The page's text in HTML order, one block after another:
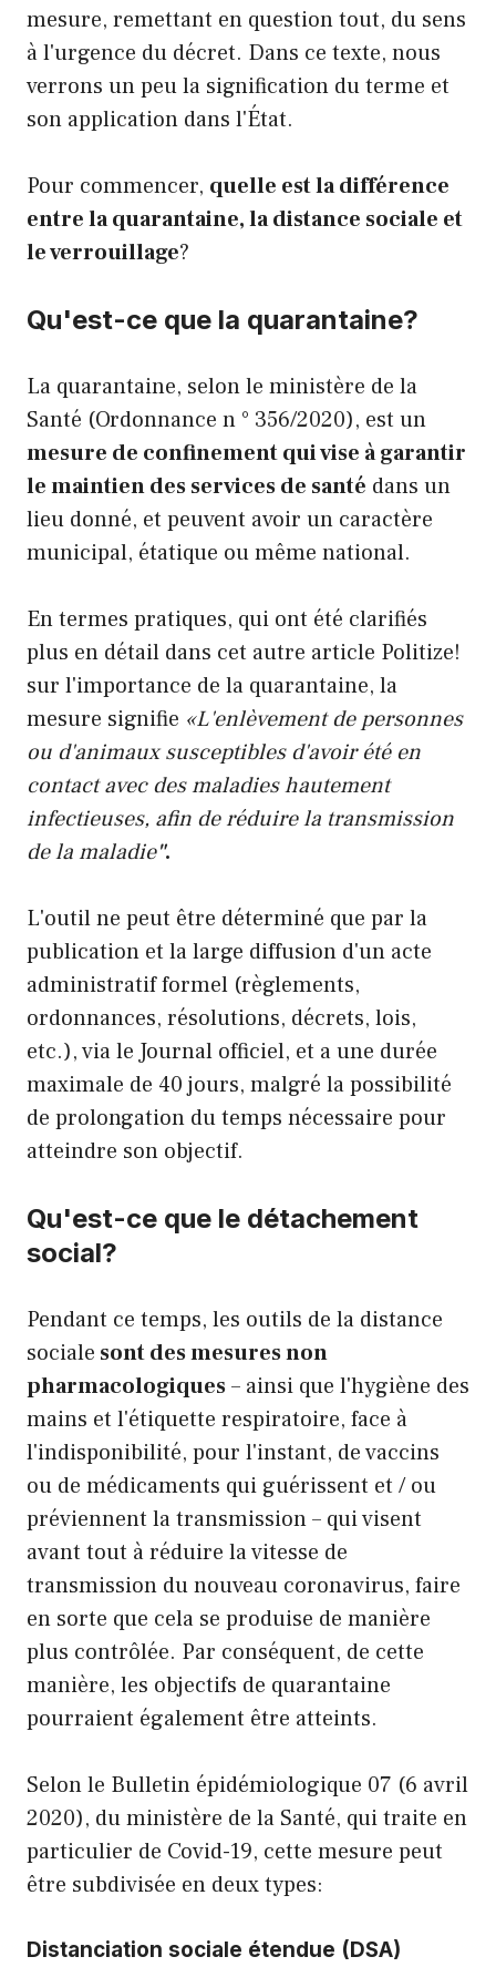
mesure, remettant en question tout, du sens
à l'urgence du décret. Dans ce texte, nous
verrons un peu la signification du terme et
son application dans l'État.
Pour commencer, quelle est la différence
entre la quarantaine, la distance sociale et
le verrouillage?
Qu'est-ce que la quarantaine?
La quarantaine, selon le ministère de la
Santé (Ordonnance n ° 356/2020), est un
mesure de confinement qui vise à garantir
le maintien des services de santé dans un
lieu donné, et peuvent avoir un caractère
municipal, étatique ou même national.
En termes pratiques, qui ont été clarifiés
plus en détail dans cet autre article Politize!
sur l'importance de la quarantaine, la
mesure signifie «L'enlèvement de personnes
ou d'animaux susceptibles d'avoir été en
contact avec des maladies hautement
infectieuses, afin de réduire la transmission
de la maladie".
L'outil ne peut être déterminé que par la
publication et la large diffusion d'un acte
administratif formel (règlements,
ordonnances, résolutions, décrets, lois,
etc.), via le Journal officiel, et a une durée
maximale de 40 jours, malgré la possibilité
de prolongation du temps nécessaire pour
atteindre son objectif.
Qu'est-ce que le détachement
social?
Pendant ce temps, les outils de la distance
sociale sont des mesures non
pharmacologiques– ainsi que l'hygiène des
mains et l'étiquette respiratoire, face à
l'indisponibilité, pour l'instant, de vaccins
ou de médicaments qui guérissent et / ou
préviennent la transmission – qui visent
avant tout à réduire la vitesse de
transmission du nouveau coronavirus, faire
en sorte que cela se produise de manière
plus contrôlée. Par conséquent, de cette
manière, les objectifs de quarantaine
pourraient également être atteints.
Selon le Bulletin épidémiologique 07 (6 avril
2020), du ministère de la Santé, qui traite en
particulier de Covid-19, cette mesure peut
être subdivisée en deux types:
Distanciation sociale étendue (DSA)